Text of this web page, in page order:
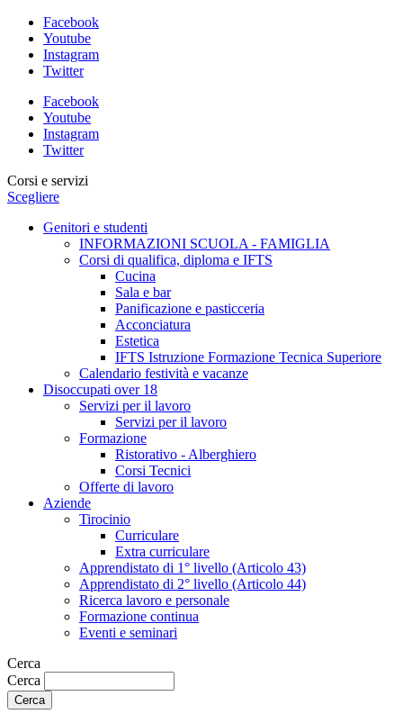
Facebook
Youtube
Instagram
Twitter
Facebook
Youtube
Instagram
Twitter
Corsi e servizi
Scegliere
Genitori e studenti
INFORMAZIONI SCUOLA - FAMIGLIA
Corsi di qualifica, diploma e IFTS
Cucina
Sala e bar
Panificazione e pasticceria
Acconciatura
Estetica
IFTS Istruzione Formazione Tecnica Superiore
Calendario festività e vacanze
Disoccupati over 18
Servizi per il lavoro
Servizi per il lavoro
Formazione
Ristorativo - Alberghiero
Corsi Tecnici
Offerte di lavoro
Aziende
Tirocinio
Curriculare
Extra curriculare
Apprendistato di 1° livello (Articolo 43)
Apprendistato di 2° livello (Articolo 44)
Ricerca lavoro e personale
Formazione continua
Eventi e seminari
Cerca
Cerca